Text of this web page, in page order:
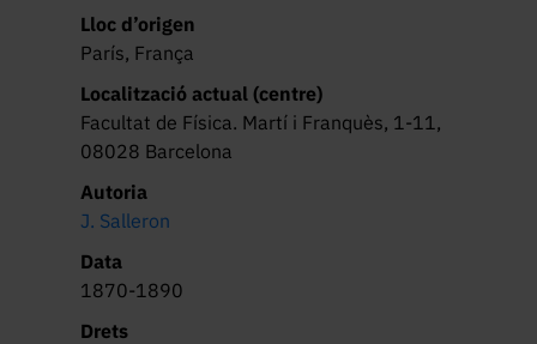
Lloc d’origen
París, França
Localització actual (centre)
Facultat de Física. Martí i Franquès, 1-11,
08028 Barcelona
Autoria
J. Salleron
Data
1870-1890
Drets